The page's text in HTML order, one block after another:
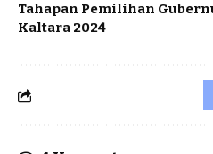
Tahapan Pemilihan
Kaltara 2024